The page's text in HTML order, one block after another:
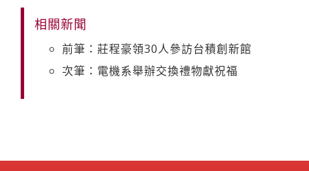
相關新聞
前筆：莊程豪領30人參訪台積創新館
次筆：電機系舉辦交換禮物獻祝福